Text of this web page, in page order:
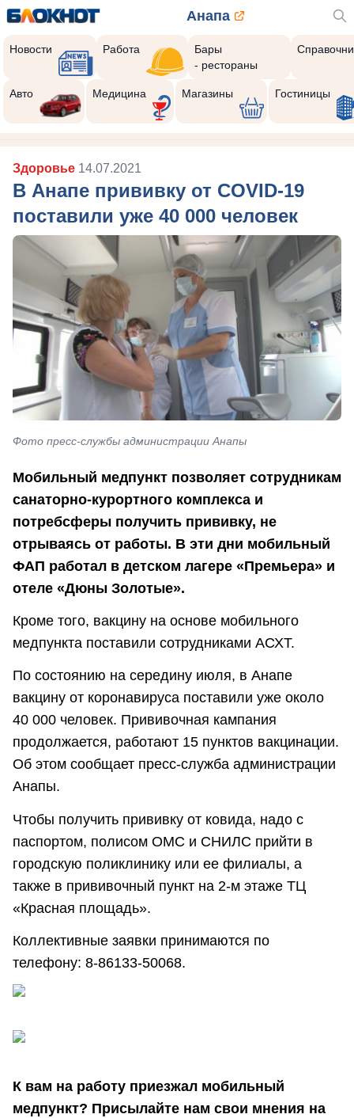
Анапа
Новости Работа
Бары
- рестораны
Авто Медицина Магазины Гостиницы
Здоровье 14.07.2021
В Анапе прививку от COVID-19
поставили уже 40 000 человек
Фото пресс-службы администрации Анапы
Мобильный медпункт позволяет сотрудникам
санаторно-курортного комплекса и
потребсферы получить прививку, не
отрываясь от работы. В эти дни мобильный
ФАП работал в детском лагере «Премьера» и
отеле «Дюны Золотые».
Кроме того, вакцину на основе мобильного
медпункта поставили сотрудниками АСХТ.
По состоянию на середину июля, в Анапе
вакцину от коронавируса поставили уже около
40 000 человек. Прививочная кампания
продолжается, работают 15 пунктов вакцинации.
Об этом сообщает пресс-служба администрации
Анапы.
Чтобы получить прививку от ковида, надо с
паспортом, полисом ОМС и СНИЛС прийти в
городскую поликлинику или ее филиалы, а
также в прививочный пункт на 2-м этаже ТЦ
«Красная площадь».
Коллективные заявки принимаются по
телефону: 8-86133-50068.
К вам на работу приезжал мобильный
медпункт? Присылайте нам свои мнения на